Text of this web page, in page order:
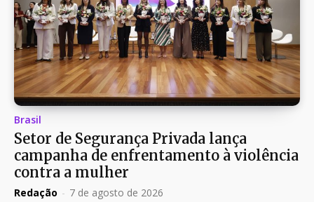
Brasil
Setor de Segurança Privada lança
campanha de enfrentamento à violência
contra a mulher
Redação - 7 de agosto de 2026